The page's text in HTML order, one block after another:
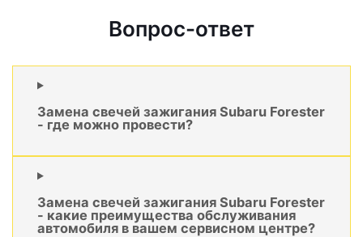
Вопрос-ответ
Замена свечей зажигания Subaru Forester
- где можно провести?
Замена свечей зажигания Subaru Forester
- какие преимущества обслуживания
автомобиля в вашем сервисном центре?